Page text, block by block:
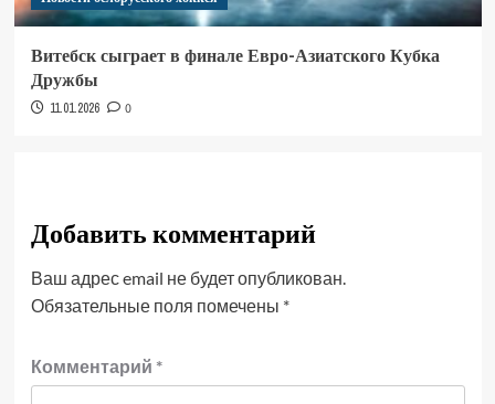
Витебск сыграет в финале Евро-Азиатского Кубка
Дружбы
11.01.2026 0
Добавить комментарий
Ваш адрес email не будет опубликован.
Обязательные поля помечены *
Комментарий *